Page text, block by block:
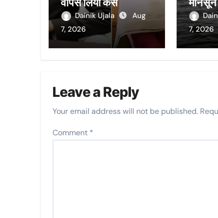
Dainik Ujala
Aug
7, 2026
11
में होगी
7, 2026
Leave a Reply
Your email address will not be published.
Comment *